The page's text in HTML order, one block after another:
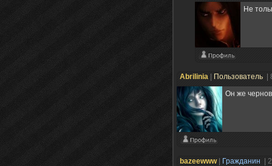
Не
Abrilinia Пользователь
Он же
bazeewww| Гражданин |